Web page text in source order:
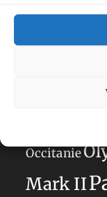
Anti
Hauts-de-
Occitanie
Mark II